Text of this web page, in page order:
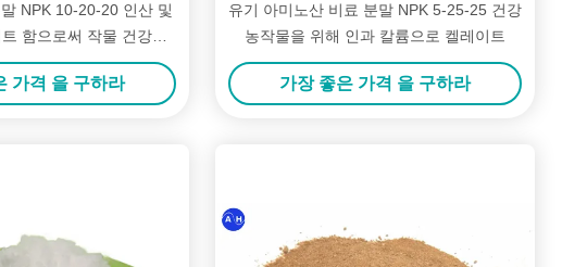
NPK 10-20-20 인산 및
함으로써 작물 건강을
시킵니다.
가격 을 구하라
유기 아미노산 비료 분말 NPK 5-25-25 건강
농작물을 위해 인과 칼륨으로 켈레이트
가장 좋은 가격 을 구하라